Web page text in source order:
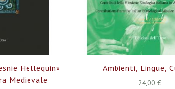
Hellequin»
Medievale
Ambienti, Lingue,
24,00 €